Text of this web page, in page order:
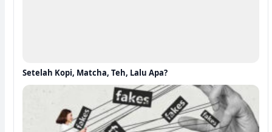
Setelah Kopi, Matcha, Teh, Lalu Apa?